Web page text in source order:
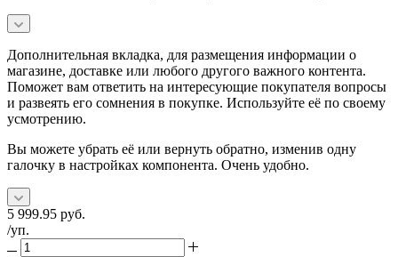
Дополнительная вкладка, для размещения информации о
магазине, доставке или любого другого важного контента.
Поможет вам ответить на интересующие покупателя вопросы
и развеять его сомнения в покупке. Используйте её по своему
усмотрению.
Вы можете убрать её или вернуть обратно, изменив одну
галочку в настройках компонента. Очень удобно.
5 999.95 руб.
/уп.